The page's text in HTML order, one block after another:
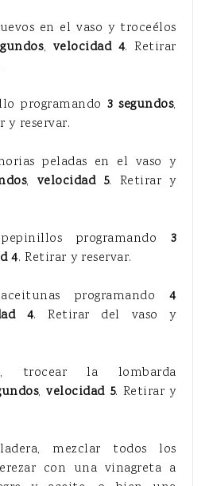
en el vaso y troceélos
, velocidad 4. Retirar
programando3 segundos,
y reservar.
peladas en el vaso y
, velocidad 5. Retirar y
programando3
4. Retirar y reservar.
programando4
4. Retirar del vaso y
trocear la lombarda
, velocidad 5. Retirar y
mezclar todos los
con una vinagreta a